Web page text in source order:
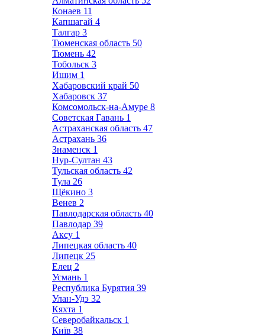
Конаев 11
Капшагай 4
Талгар 3
Тюменская область 50
Тюмень 42
Тобольск 3
Ишим 1
Хабаровский край 50
Хабаровск 37
Комсомольск-на-Амуре 8
Советская Гавань 1
Астраханская область 47
Астрахань 36
Знаменск 1
Нур-Султан 43
Тульская область 42
Тула 26
Щёкино 3
Венев 2
Павлодарская область 40
Павлодар 39
Аксу 1
Липецкая область 40
Липецк 25
Елец 2
Усмань 1
Республика Бурятия 39
Улан-Удэ 32
Кяхта 1
Северобайкальск 1
Київ 38